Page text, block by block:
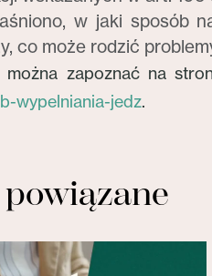
w jaki sposób
co może rodzić
zapoznać na
wypelniania-jedz.